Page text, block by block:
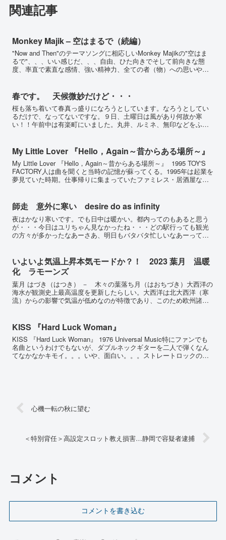
関連記事
Monkey Majik – 空はまるで（続編）
"Now and Then"のテーマソングに相応しいMonkey Majikの"空はま
るで"、、、いい感じだ、、、自由、ひた向きでそして前向きな態
度、率直で素直な感情、強い精神力、全ての者（物）への思いや
春です。 天候微妙だけど・・・
桜も落ち着いて春真っ盛りになろうとしています。なろうとしてい
るだけで、なってないですな。９日、土曜日は風があり何故か寒
い！！午前中は有楽町にいました。丸井、ルミネ、無印などをふら
My Little Lover 『Hello，Again～昔からある場所～』
My Little Lover 『Hello，Again～昔からある場所～』 1995 TOY'S
FACTORY人は曲を聞くと当時の記憶が蘇ってくる。1995年は起業を
夢見ていた時期。仕事帰りに集まっていたファミレス・居酒屋など
師走 意外に寒い desire do as infinity
夜はかなり寒いです。でも日中は暖かい。都内ってのもあると思う
が・・・今日はユリちゃん見なかったね・・・どの駅行っても観光
の方々が多かったなあーさあ、明日もバタバタ忙しいなあーって、
いよいよ気温上昇本気モードか？！ 2023 葉月 温暖
化 ラモーンズ
葉月 はづき（はつき） － 木々の葉落ち月（はおちづき）大西洋の
海水が観測史上最高温度を更新したらしい。大西洋は北大西洋（寒
流）からの影響で気温が低めなのが特徴であり、このため欧州諸国
KISS 『Hard Luck Woman』
KISS 『Hard Luck Woman』 1976 Universal Music特にファンでも
名曲というわけでもないが、ダブルネックギターを二人で弾くなん
てなかなかキモイ。。。いや、面白い。。。ストレートロックの中
心機一転の秋に望む
＜特別背任＞高設定スロット教え損害…静岡で容疑者逮捕
コメント
コメントを書き込む